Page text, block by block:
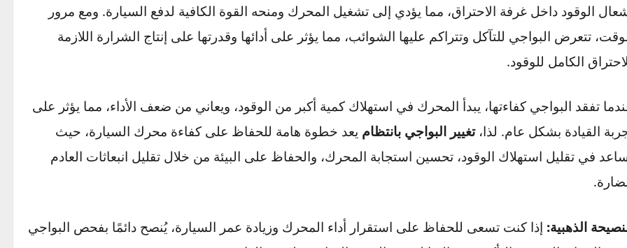
هي واحدة من المكونات الصغيرة لكنها حيوية في نظام المحرك، فهي تلعب دورًا أساسيًا في
الوقود داخل غرفة الاحتراق، مما يؤدي إلى تشغيل المحرك ومنحه القوة الكافية لدفع السيارة. ومع مرور
تتعرض البواجي للتآكل وتتراكم عليها الشوائب، مما يؤثر على أدائها وقدرتها على إنتاج الشرارة اللازمة
الكامل للوقود.
تفقد البواجي كفاءتها، يبدأ المحرك في استهلاك كمية أكبر من الوقود، ويعاني من ضعف الأداء، مما يؤثر على
بشكل عام. لذا،
في تقليل استهلاك الوقود، تحسين استجابة المحرك، والحفاظ على البيئة من خلال تقليل انبعاثات العادم